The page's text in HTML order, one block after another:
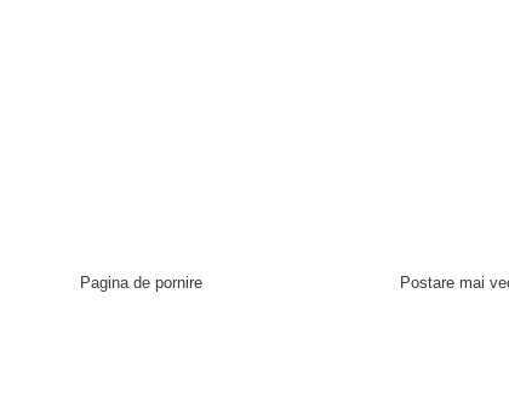
Postare mai
Pagina de pornire